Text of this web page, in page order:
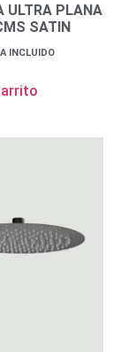
ULTRA PLANA
SATIN
INCLUIDO